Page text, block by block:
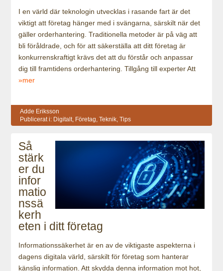
I en värld där teknologin utvecklas i rasande fart är det
viktigt att företag hänger med i svängarna, särskilt när det
gäller orderhantering. Traditionella metoder är på väg att
bli föråldrade, och för att säkerställa att ditt företag är
konkurrenskraftigt krävs det att du förstår och anpassar
dig till framtidens orderhantering. Tillgång till experter Att
»mer
Adde Eriksson
Publicerat i: Digitalt Företag ,Teknik ,Tips
Så
stärk
er du
infor
matio
nssä
kerh
eten i ditt företag
Informationssäkerhet är en av de viktigaste aspekterna i
dagens digitala värld, särskilt för företag som hanterar
känslig information. Att skydda denna information mot hot,